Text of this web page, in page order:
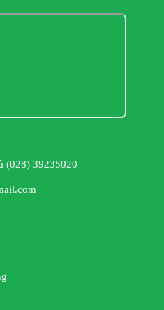
(028) 39235020